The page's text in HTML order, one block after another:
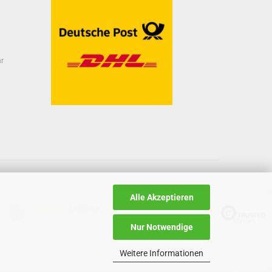
Alle Akzeptieren
Nur Notwendige
Weitere Informationen